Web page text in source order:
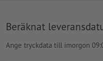
Beräknat
Ange tryckdata till imorgon